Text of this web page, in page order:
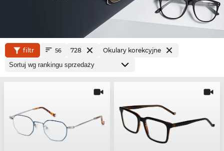
filtr 56 728 Okulary korekcyjne